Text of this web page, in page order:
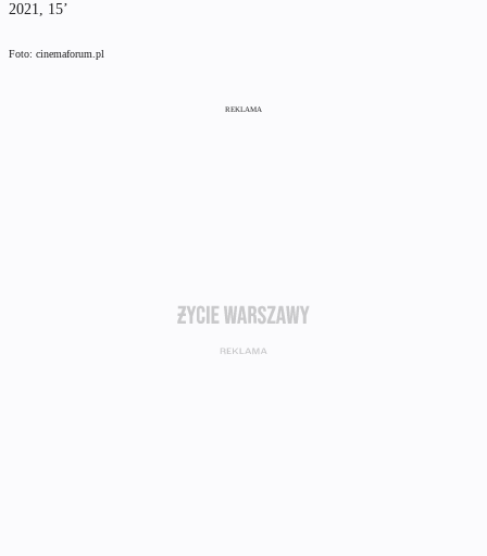
2021, 15’
Foto: cinemaforum.pl
REKLAMA